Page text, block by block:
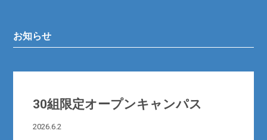
お知らせ
30組限定オープンキャンパス
2026.6.2